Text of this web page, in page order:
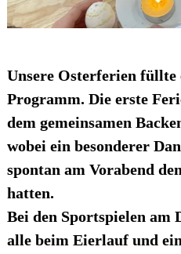
Unsere Osterferien
Programm. Die erste
dem gemeinsamen
wobei ein besonderer
spontan am Vorabend
hatten.
Bei den Sportspielen am
alle beim Eierlauf und